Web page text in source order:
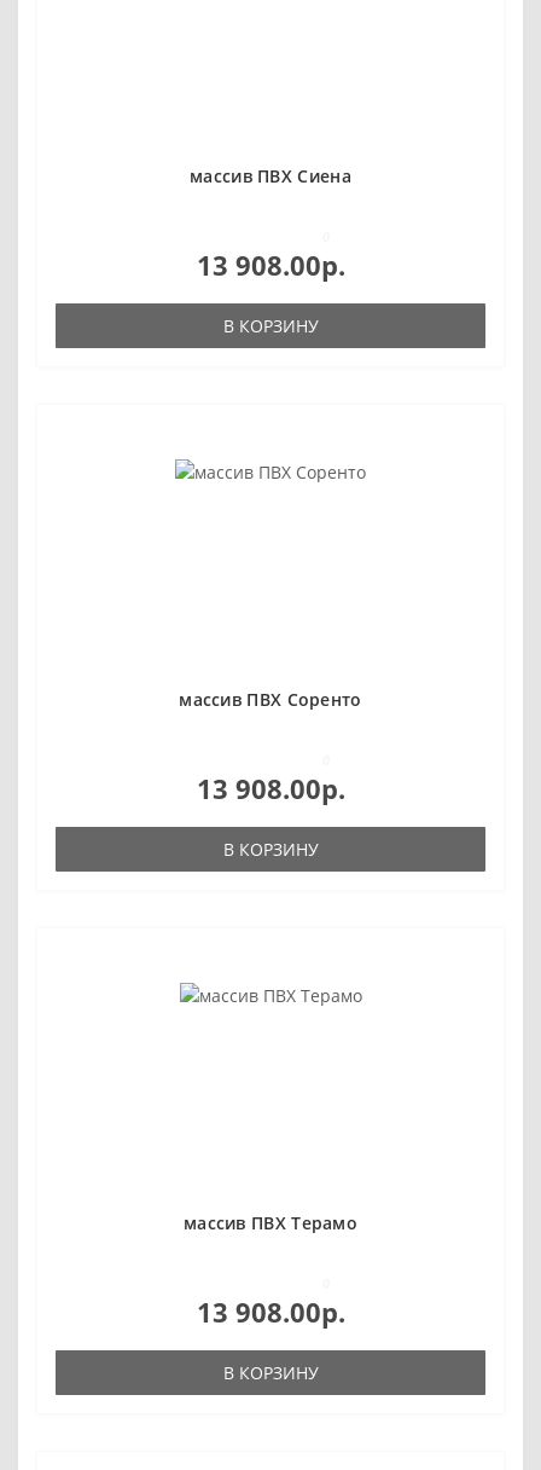
массив ПВХ Сиена
13 908.00р.
В КОРЗИНУ
массив ПВХ Соренто
13 908.00р.
В КОРЗИНУ
массив ПВХ Терамо
13 908.00р.
В КОРЗИНУ